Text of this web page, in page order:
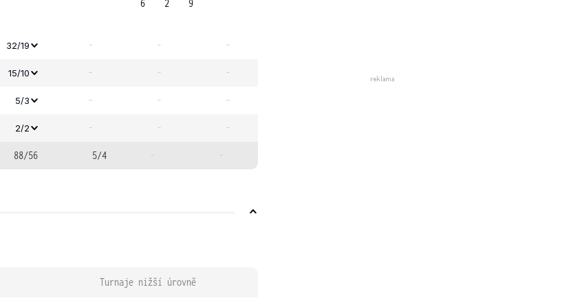
6
2
9
32/19 - - -
15/10 - - -
5/3 - - -
2/2 - - -
88/56 5/4 - -
Turnaje nižší úrovně